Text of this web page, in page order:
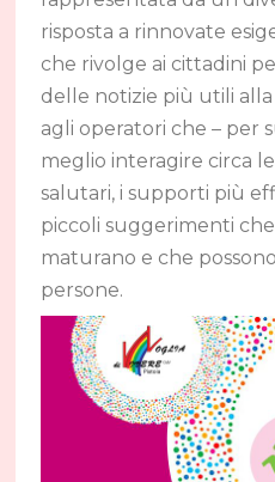
risposta a rinnovate
che rivolge ai cittadini
delle notizie più utili
agli operatori che – per
meglio interagire circa
salutari, i supporti più
piccoli suggerimenti
maturano e che
persone.